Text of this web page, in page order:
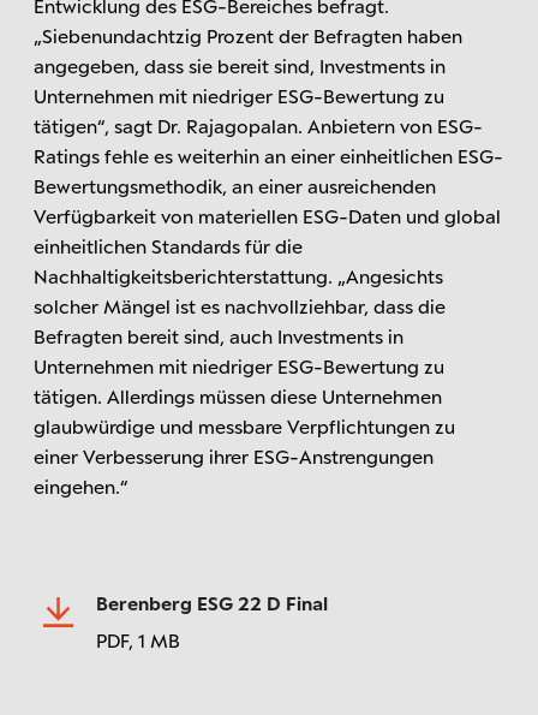
Entwicklung des ESG-Bereiches befragt.
„Siebenundachtzig Prozent der Befragten haben
angegeben, dass sie bereit sind, Investments in
Unternehmen mit niedriger ESG-Bewertung zu
tätigen“, sagt Dr. Rajagopalan. Anbietern von ESG-
Ratings fehle es weiterhin an einer einheitlichen ESG-
Bewertungsmethodik, an einer ausreichenden
Verfügbarkeit von materiellen ESG-Daten und global
einheitlichen Standards für die
Nachhaltigkeitsberichterstattung. „Angesichts
solcher Mängel ist es nachvollziehbar, dass die
Befragten bereit sind, auch Investments in
Unternehmen mit niedriger ESG-Bewertung zu
tätigen. Allerdings müssen diese Unternehmen
glaubwürdige und messbare Verpflichtungen zu
einer Verbesserung ihrer ESG-Anstrengungen
eingehen.“
Berenberg ESG 22 D Final
PDF, 1 MB